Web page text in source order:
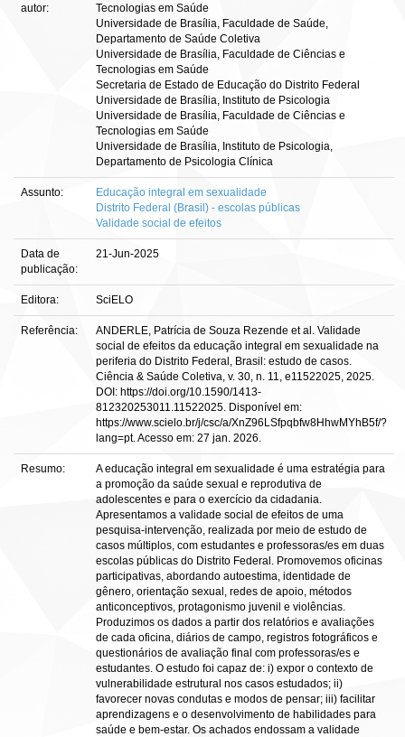
autor:
Tecnologias em Saúde
Universidade de Brasília, Faculdade de Saúde,
Departamento de Saúde Coletiva
Universidade de Brasília, Faculdade de Ciências e
Tecnologias em Saúde
Secretaria de Estado de Educação do Distrito Federal
Universidade de Brasília, Instituto de Psicologia
Universidade de Brasília, Faculdade de Ciências e
Tecnologias em Saúde
Universidade de Brasília, Instituto de Psicologia,
Departamento de Psicologia Clínica
Assunto:
Educação integral em sexualidade
Distrito Federal (Brasil) - escolas públicas
Validade social de efeitos
Data de
publicação:
21-Jun-2025
Editora: SciELO
Referência:
ANDERLE, Patrícia de Souza Rezende et al. Validade
social de efeitos da educação integral em sexualidade na
periferia do Distrito Federal, Brasil: estudo de casos.
Ciência & Saúde Coletiva, v. 30, n. 11, e11522025, 2025.
DOI: https://doi.org/10.1590/1413-
812320253011.11522025. Disponível em:
https://www.scielo.br/j/csc/a/XnZ96LSfpqbfw8HhwMYhB5f/?
lang=pt. Acesso em: 27 jan. 2026.
Resumo:
A educação integral em sexualidade é uma estratégia para
a promoção da saúde sexual e reprodutiva de
adolescentes e para o exercício da cidadania.
Apresentamos a validade social de efeitos de uma
pesquisa-intervenção, realizada por meio de estudo de
casos múltiplos, com estudantes e professoras/es em duas
escolas públicas do Distrito Federal. Promovemos oficinas
participativas, abordando autoestima, identidade de
gênero, orientação sexual, redes de apoio, métodos
anticonceptivos, protagonismo juvenil e violências.
Produzimos os dados a partir dos relatórios e avaliações
de cada oficina, diários de campo, registros fotográficos e
questionários de avaliação final com professoras/es e
estudantes. O estudo foi capaz de: i) expor o contexto de
vulnerabilidade estrutural nos casos estudados; ii)
favorecer novas condutas e modos de pensar; iii) facilitar
aprendizagens e o desenvolvimento de habilidades para
saúde e bem-estar. Os achados endossam a validade